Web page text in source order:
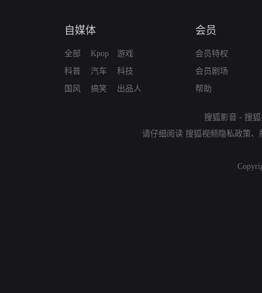
自媒体
全部
科普
国风
Kpop
汽车
搞笑
游戏
科技
出品人
会员
会员特权
会员剧场
帮助
搜狐影音 - 搜
请仔细阅读 搜狐视频隐私政策、